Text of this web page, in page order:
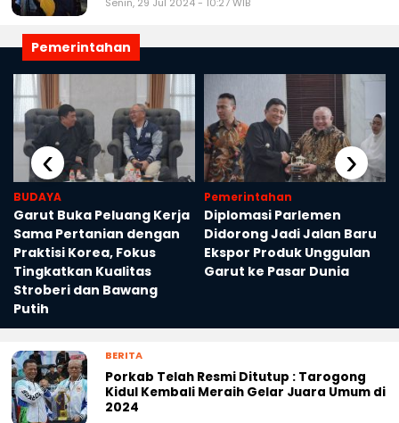
Pemerintahan
BUDAYA
Garut Buka Peluang Kerja
Sama Pertanian dengan
Praktisi Korea, Fokus
Tingkatkan Kualitas
Stroberi dan Bawang
Putih
Pemerintahan
Diplomasi Parlemen
Didorong Jadi Jalan Baru
Ekspor Produk Unggulan
Garut ke Pasar Dunia
‹ ›
BERITA
Porkab Telah Resmi Ditutup : Tarogong
Kidul Kembali Meraih Gelar Juara Umum di
2024